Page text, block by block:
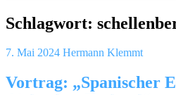
Schlagwort:
7. Mai 2024 Hermann Klemmt
Vortrag: „Spanischer